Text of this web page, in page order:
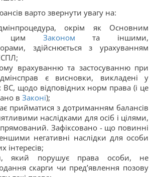
варто звернути увагу на:
окрім як Основним
цим Законом та іншими,
здійснюється з урахуванням
врахуванню та застосуванню при
є висновки, викладені у
ВС, щодо відповідних норм права (і це
в Законі);
прийматися з дотриманням балансів
наслідками для осіб і цілями,
Зафіксовано - що повинні
негативні наслідки для особи
інтересів;
який порушує права особи, не
скарги чи пред’явлення позову